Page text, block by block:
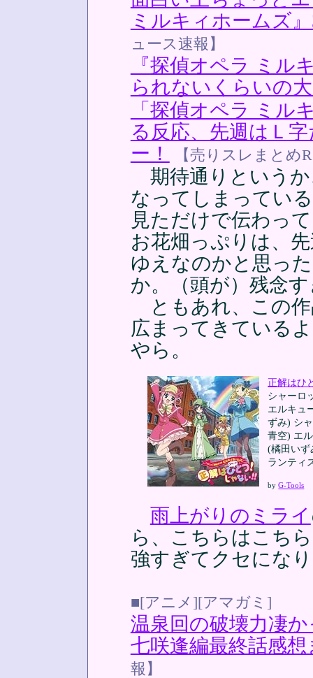
ミルキィホームズ
ュース速報】
『探偵オペラ ミル
られないくらいの
「探偵オペラ ミル
る反応、先週はＬ
ー！
【売りスレまとめ
期待通りというか
なってしまってい
見ただけで伝わっ
お花畑っぷりは、
ゆえなのかと思っ
か。（頭が）残念
ともあれ、この作
広まってきている
やら。
正解はひ
シャーロ
エルキュ
ずみ) シ
青空) エ
(橘田いず
ランティ
byG-Tools
雨上がりのミライ
ら、こちらはこち
強すぎてクセにな
■[アニメ][アマガミ]
温泉回の破壊力凄
七咲逢編最終話感
報】